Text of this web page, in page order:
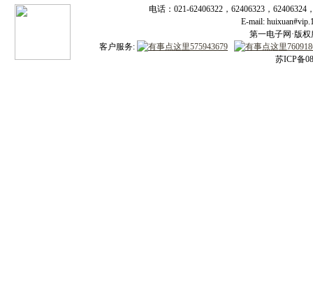
电话：021-62406322，62406323，
E-mail:
第一电子网·版权
客户服务:
苏ICP备